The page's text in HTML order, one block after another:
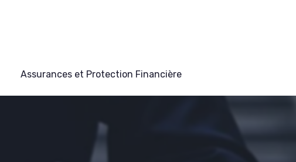
Assurances et Protection Financière